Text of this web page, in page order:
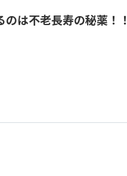
は不老長寿の秘薬！！